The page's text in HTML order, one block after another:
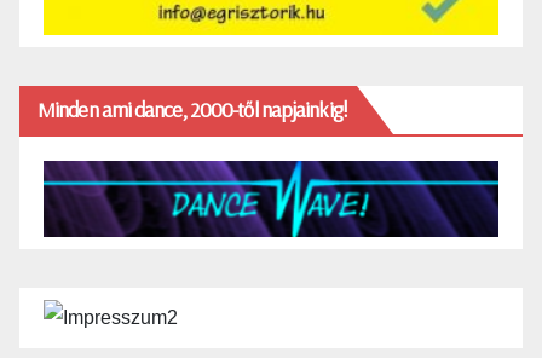
Minden ami dance, 2000-től napjainkig!